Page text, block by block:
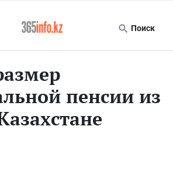
Поиск
пенсии из